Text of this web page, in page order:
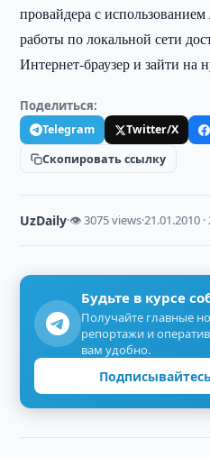
провайдера с
работы по локальной сети
Интернет-браузер и зайти на
Поделиться:
Telegram Twitter/X
Скопировать ссылку
UzDaily·👁 3075 views·21.01.2010 ·
Будьте в курсе
Получайте главные
репортажи и
вам удобно.